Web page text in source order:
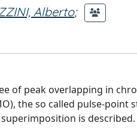
Alberto;
of peak overlapping in
the so called pulse-
is